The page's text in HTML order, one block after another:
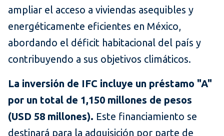
ampliar el acceso a viviendas asequibles y
energéticamente eficientes en México,
abordando el déficit habitacional del país y
contribuyendo a sus objetivos climáticos.
La inversión de IFC incluye un préstamo "A"
por un total de 1,150 millones de pesos
(USD 58 millones). Este financiamiento se
destinará para la adquisición por parte de